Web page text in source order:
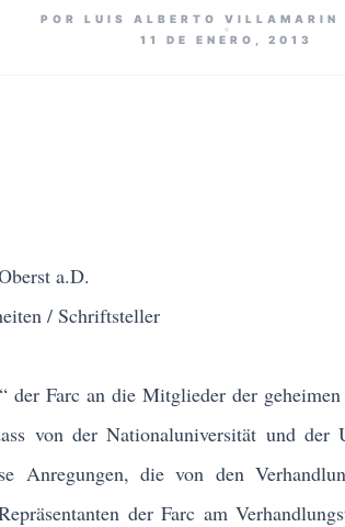
POR LUIS ALBERTO VILLAMARIN
11 DE ENERO, 2013
a.D.
/ Schriftsteller
Farc an die Mitglieder der
von der Nationaluniversität und der
Anregungen, die von den
der Farc am